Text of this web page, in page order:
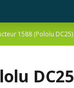
1588 (Pololu DC25)
DC25